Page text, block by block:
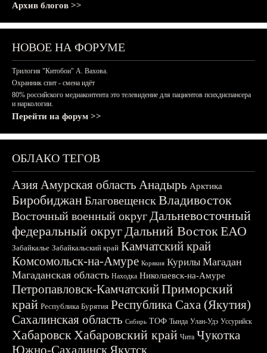
Архив блогов >>
НОВОЕ НА ФОРУМЕ
Трилогия "Китобои" А. Вахова.
Охранник спит - смена идёт
80% российского медиаконтента это телевидение для пациентов психдиспансера
и наркологии.
Перейти на форум >>
ОБЛАКО ТЕГОВ
АзияАмурская область Анадырь Арктика
БиробиджанБлаговещенскВладивосток
Восточный военный округДальневосточный
федеральный округДальний ВостокЕАО
Забайкалье Забайкальский край Камчатский край
Комсомольск-на-Амуре Корякия Курилы Магадан
Магаданская область Находка Николаевск-на-Амуре
Петропавловск-КамчатскийПриморский
край Республика Бурятия Республика Саха (Якутия)
Сахалинская область Сибирь ТОФ Тында Улан-Удэ Уссурийск
ХабаровскХабаровский край Чита Чукотка
Южно-СахалинскЯкутск